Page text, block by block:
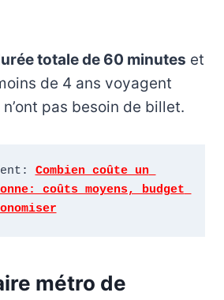
totale de 60 minutes et
de 4 ans voyagent
pas besoin de billet.
Combien coûte un
coûts moyens, budget
métro de